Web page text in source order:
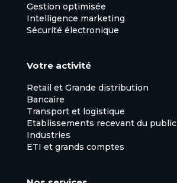
Gestion optimisée
Intelligence marketing
Sécurité électronique
Votre activité
Retail et Grande distribution
Bancaire
Transport et logistique
Etablissements recevant du public
Industries
ETI et grands comptes